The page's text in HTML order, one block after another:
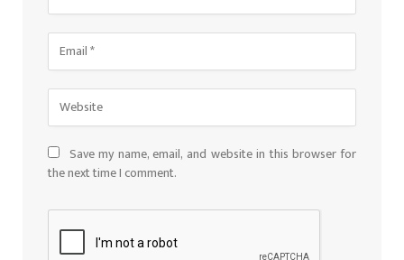
Save my name, email, and website in this browser for
the next time I comment.